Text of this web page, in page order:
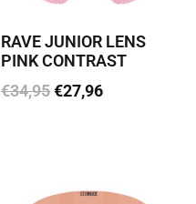
RAVE JUNIOR LENS
PINK CONTRAST
€34,95€27,96